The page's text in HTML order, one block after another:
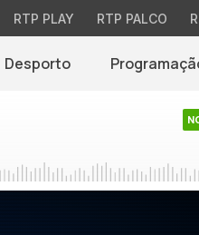
RTP PLAY RTP PALCO
Desporto